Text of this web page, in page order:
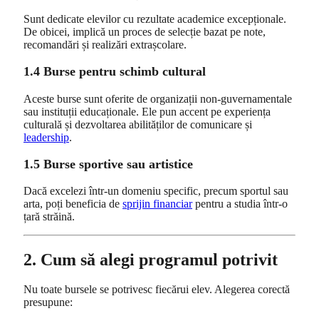
Sunt dedicate elevilor cu rezultate academice excepționale.
De obicei, implică un proces de selecție bazat pe note,
recomandări și realizări extrașcolare.
1.4 Burse pentru schimb cultural
Aceste burse sunt oferite de organizații non-guvernamentale
sau instituții educaționale. Ele pun accent pe experiența
culturală și dezvoltarea abilităților de comunicare și
leadership.
1.5 Burse sportive sau artistice
Dacă excelezi într-un domeniu specific, precum sportul sau
arta, poți beneficia de sprijin financiarpentru a studia într-o
țară străină.
2. Cum să alegi programul potrivit
Nu toate bursele se potrivesc fiecărui elev. Alegerea corectă
presupune: